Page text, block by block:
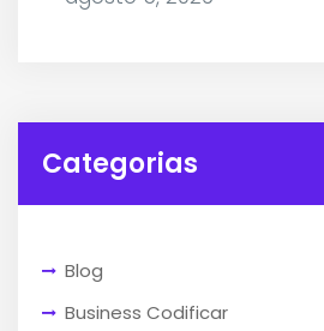
Categorias
Blog
Business Codificar